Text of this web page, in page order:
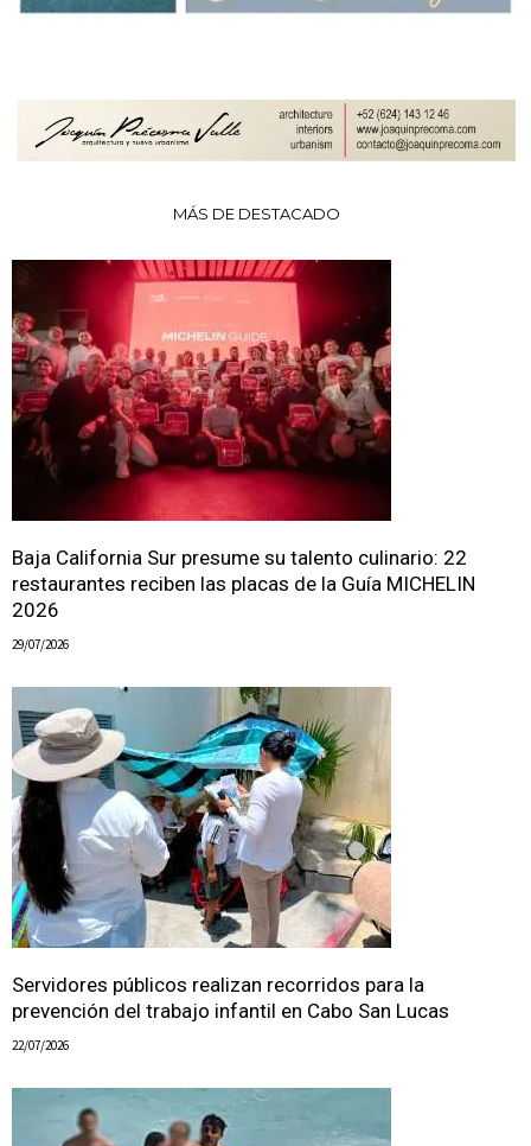
MÁS DE DESTACADO
Baja California Sur presume su talento culinario: 22
restaurantes reciben las placas de la Guía MICHELIN
2026
29/07/2026
Servidores públicos realizan recorridos para la
prevención del trabajo infantil en Cabo San Lucas
22/07/2026